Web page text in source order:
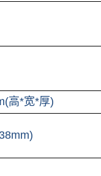
(高*宽*厚)
mm)